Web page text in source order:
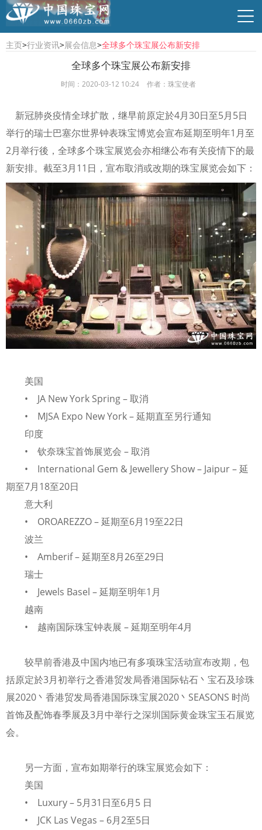
行业资讯 珠宝资讯 商贸供求 时尚品牌
主页>行业资讯>展会信息>全球多个珠宝展公布新安排
全球多个珠宝展公布新安排
时间：2020-03-12 10:24 作者：珠宝使者
新冠肺炎疫情全球扩散，继早前原定於4月30日至5月5日
举行的瑞士巴塞尔世界钟表珠宝博览会宣布延期至明年1月至
2月举行後，全球多个珠宝展览会亦相继公布有关疫情下的最
新安排。截至3月11日，宣布取消或改期的珠宝展览会如下：
美国
• JA New York Spring – 取消
• MJSA Expo New York – 延期直至另行通知
印度
• 钦奈珠宝首饰展览会 – 取消
• International Gem & Jewellery Show – Jaipur – 延
期至7月18至20日
意大利
• OROAREZZO – 延期至6月19至22日
波兰
• Amberif – 延期至8月26至29日
瑞士
• Jewels Basel – 延期至明年1月
越南
• 越南国际珠宝钟表展 – 延期至明年4月
较早前香港及中国内地已有多项珠宝活动宣布改期，包
括原定於3月初举行之香港贸发局香港国际钻石丶宝石及珍珠
展2020丶香港贸发局香港国际珠宝展2020丶SEASONS 时尚
首饰及配饰春季展及3月中举行之深圳国际黄金珠宝玉石展览
会。
另一方面，宣布如期举行的珠宝展览会如下：
美国
• Luxury – 5月31日至6月5 日
• JCK Las Vegas – 6月2至5日